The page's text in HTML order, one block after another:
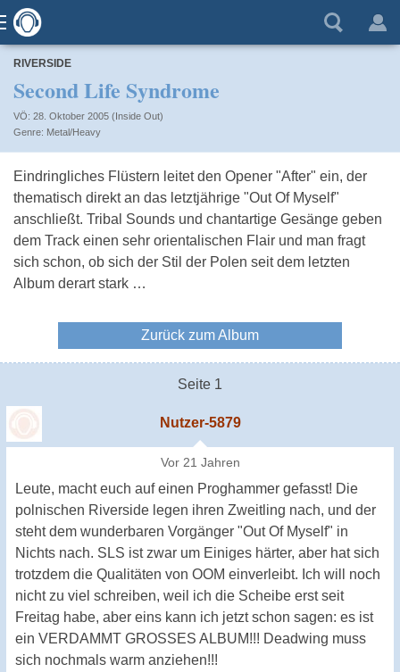
RIVERSIDE
Second Life Syndrome
VÖ: 28. Oktober 2005 (Inside Out)
Metal/Heavy
Eindringliches Flüstern leitet den Opener "After" ein, der
thematisch direkt an das letztjährige "Out Of Myself"
anschließt. Tribal Sounds und chantartige Gesänge geben
dem Track einen sehr orientalischen Flair und man fragt
sich schon, ob sich der Stil der Polen seit dem letzten
Album derart stark …
Zurück zum Album
Seite 1
Nutzer-5879
Vor 21 Jahren
Leute, macht euch auf einen Proghammer gefasst! Die
polnischen Riverside legen ihren Zweitling nach, und der
steht dem wunderbaren Vorgänger "Out Of Myself" in
Nichts nach. SLS ist zwar um Einiges härter, aber hat sich
trotzdem die Qualitäten von OOM einverleibt. Ich will noch
nicht zu viel schreiben, weil ich die Scheibe erst seit
Freitag habe, aber eins kann ich jetzt schon sagen: es ist
ein VERDAMMT GROSSES ALBUM!!! Deadwing muss
sich nochmals warm anziehen!!!